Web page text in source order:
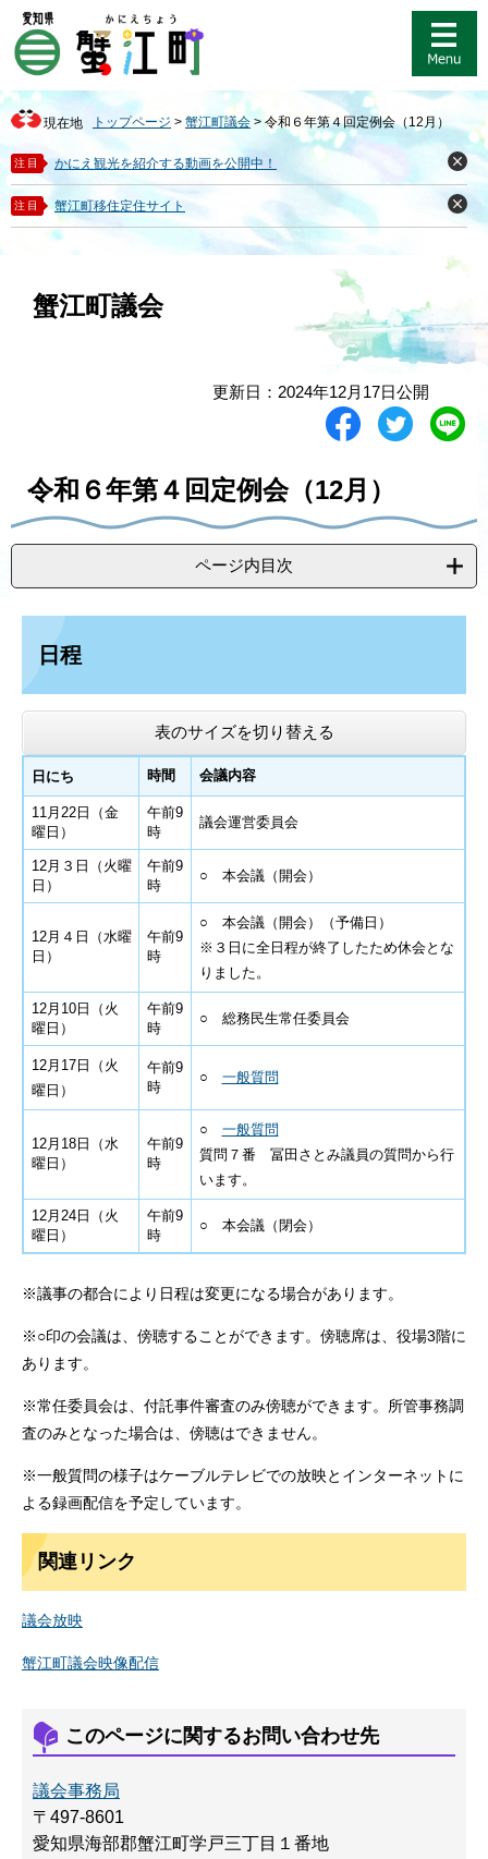
ジ
先
頭
で
す
。
ュ
を
飛
ば
し
て
本
現在地 トップページ > 蟹江町議会 > 令和６年第４回定例会（12月）
注目 かにえ観光を紹介する動画を公開中！
閉
じ
る
注目 蟹江町移住定住サイト
閉
じ
蟹江町議会
更新日：2024年12月17日公開
シ
す
る
ツ
る
L
る
令和６年第４回定例会（12月）
ページ内目次
日程
表のサイズを切り替える
日にち 時間 会議内容
11月22日（金
曜日）
午前9
時
議会運営委員会
12月３日（火曜
日）
午前9
時
○ 本会議（開会）
12月４日（水曜
日）
午前9
時
○ 本会議（開会）（予備日）
※３日に全日程が終了したため休会とな
りました。
12月10日（火
曜日）
午前9
時
○ 総務民生常任委員会
12月17日（火
曜日）
午前9
時
○ 一般質問
12月18日（水
曜日）
午前9
時
○ 一般質問
質問７番 冨田さとみ議員の質問から行
います。
12月24日（火
曜日）
午前9
時
○ 本会議（閉会）
※議事の都合により日程は変更になる場合があります。
※○印の会議は、傍聴することができます。傍聴席は、役場3階に
あります。
※常任委員会は、付託事件審査のみ傍聴ができます。所管事務調
査のみとなった場合は、傍聴はできません。
※一般質問の様子はケーブルテレビでの放映とインターネットに
よる録画配信を予定しています。
関連リンク
議会放映
蟹江町議会映像配信
このページに関するお問い合わせ先
議会事務局
〒497-8601
愛知県海部郡蟹江町学戸三丁目１番地